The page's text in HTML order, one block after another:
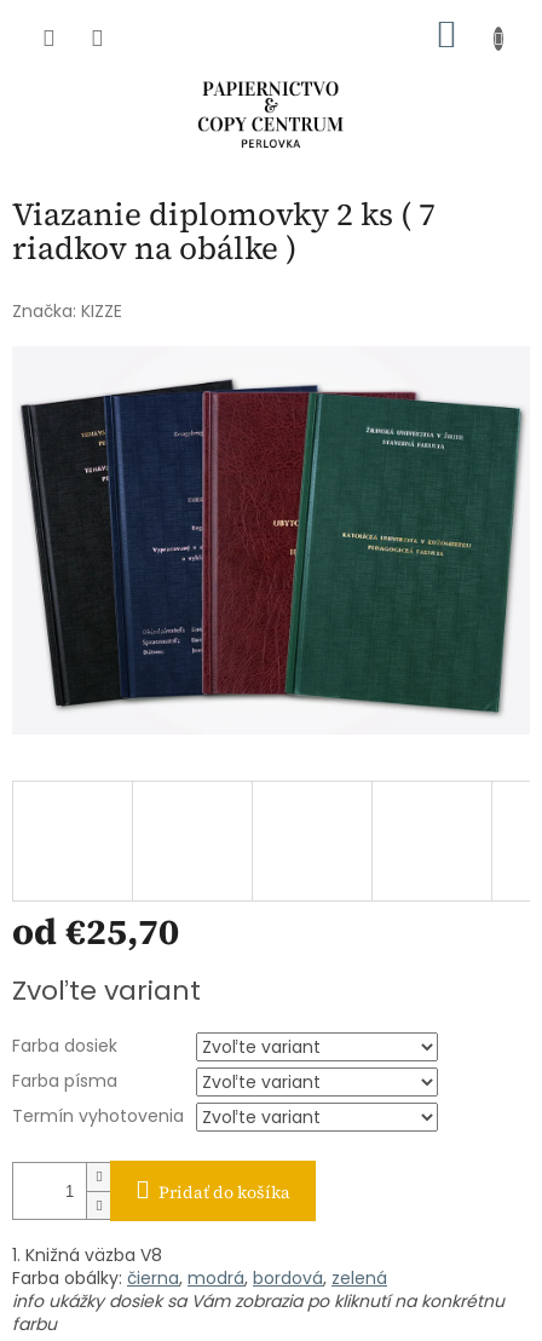
Viazanie diplomovky 2 ks ( 7
riadkov na obálke )
Značka: KIZZE
od€25,70
cena:
Zvoľte variant
Farba dosiek
Farba písma
Termín vyhotovenia
Pridať do košíka
1. Knižná väzba V8
Farba obálky: čierna, modrá, bordová, zelená
info ukážky dosiek sa Vám zobrazia po kliknutí na konkrétnu
farbu